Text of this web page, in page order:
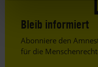
Bleib informiert
Header
Text
Abonniere den
für die